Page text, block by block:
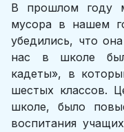
В прошлом году
мусора в нашем
убедились, что
нас в школе
кадеты», в
шестых классов.
школе, было
воспитания